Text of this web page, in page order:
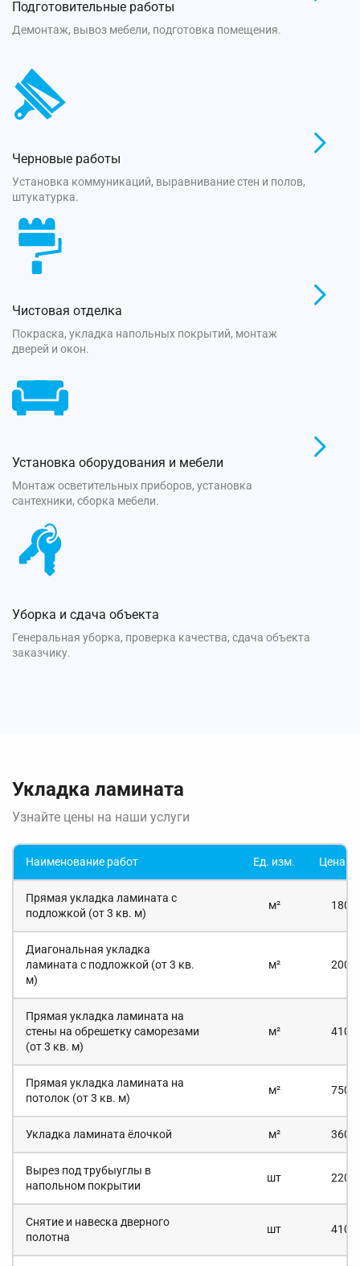
Подготовительные работы
Демонтаж, вывоз мебели, подготовка помещения.
Черновые работы
Установка коммуникаций, выравнивание стен и полов,
штукатурка.
Чистовая отделка
Покраска, укладка напольных покрытий, монтаж
дверей и окон.
Установка оборудования и мебели
Монтаж осветительных приборов, установка
сантехники, сборка мебели.
Уборка и сдача объекта
Генеральная уборка, проверка качества, сдача объекта
заказчику.
Укладка ламината
Узнайте цены на наши услуги
Наименование работ Ед. изм. Цена.
Прямая укладка ламината с
подложкой (от 3 кв. м)
м² 180 *
Диагональная укладка
ламината с подложкой (от 3 кв.
м)
м² 200 *
Прямая укладка ламината на
стены на обрешетку саморезами
(от 3 кв. м)
м² 410 *
Прямая укладка ламината на
потолок (от 3 кв. м)
м² 750 *
Укладка ламината ёлочкой м² 360 *
Вырез под трубыуглы в
напольном покрытии
шт 220 *
Снятие и навеска дверного
полотна
шт 410 *